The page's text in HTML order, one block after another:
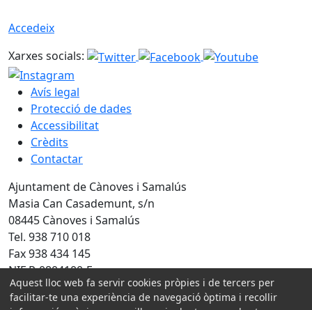
Accedeix
Xarxes socials:
Avís legal
Protecció de dades
Accessibilitat
Crèdits
Contactar
Ajuntament de Cànoves i Samalús
Masia Can Casademunt, s/n
08445 Cànoves i Samalús
Tel. 938 710 018
Fax 938 434 145
NIF P-0804100-F
Amb la col·laboració de:
Aquest lloc web fa servir cookies pròpies i de tercers per
facilitar-te una experiència de navegació òptima i recollir